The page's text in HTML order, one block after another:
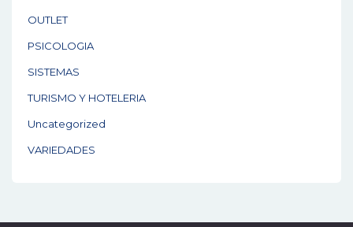
OUTLET
PSICOLOGIA
SISTEMAS
TURISMO Y HOTELERIA
Uncategorized
VARIEDADES